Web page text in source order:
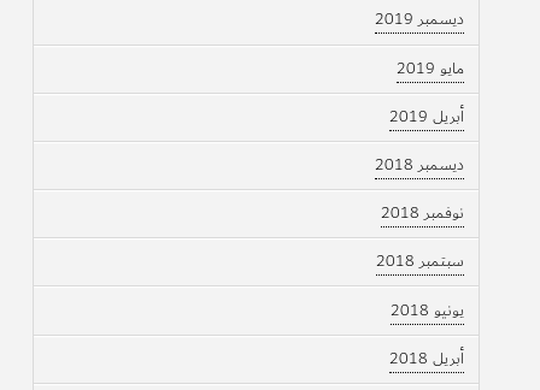
ديسمبر 2019
مايو 2019
أبريل 2019
ديسمبر 2018
نوفمبر 2018
سبتمبر 2018
يونيو 2018
أبريل 2018